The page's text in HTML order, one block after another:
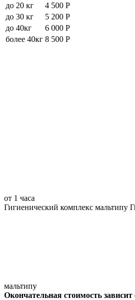
до 20 кг
4 500 Р
до 30 кг
5 200 Р
до 40кг
6 000 Р
более 40кг 8 500 Р
от 1 часа
Гигиенический комплекс мальтипу
мальтипу
Окончательная стоимость зависит